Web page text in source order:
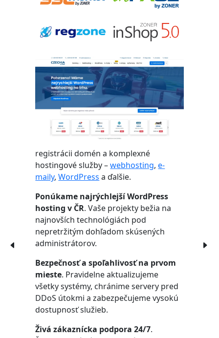
registrácii domén a komplexné
hostingové služby –webhosting,e-
maily,WordPress a ďalšie.
Ponúkame najrýchlejší WordPress
hosting v ČR. Vaše projekty bežia na
najnovších technológiách pod
nepretržitým dohľadom skúsených
administrátorov.
Bezpečnosť a spoľahlivosť na prvom
mieste. Pravidelne aktualizujeme
všetky systémy, chránime servery pred
DDoS útokmi a zabezpečujeme vysokú
dostupnosť služieb.
Živá zákaznícka podpora 24/7.